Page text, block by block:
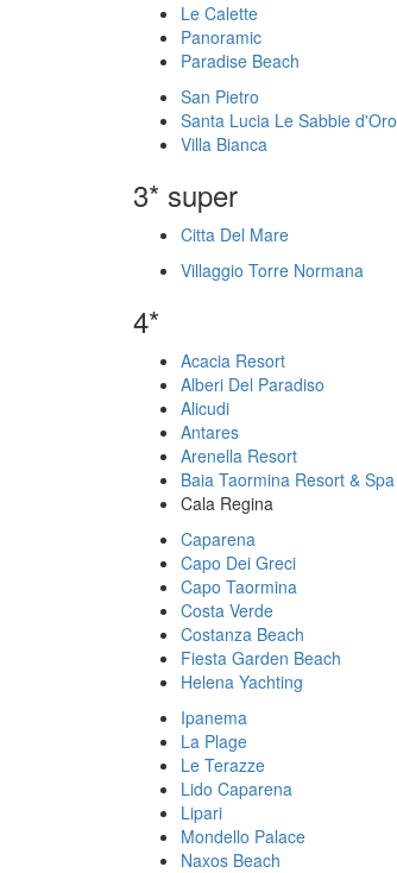
Le Calette
Panoramic
Paradise Beach
San Pietro
Santa Lucia Le Sabbie d'Oro
Villa Bianca
3* super
Citta Del Mare
Villaggio Torre Normana
4*
Acacia Resort
Alberi Del Paradiso
Alicudi
Antares
Arenella Resort
Baia Taormina Resort & Spa
Cala Regina
Caparena
Capo Dei Greci
Capo Taormina
Costa Verde
Costanza Beach
Fiesta Garden Beach
Helena Yachting
Ipanema
La Plage
Le Terazze
Lido Caparena
Lipari
Mondello Palace
Naxos Beach